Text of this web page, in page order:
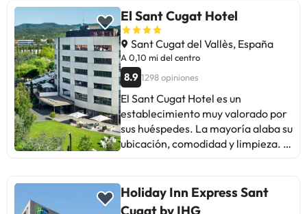
El Sant Cugat Hotel
Sant Cugat del Vallès, España
A 0,10 mi del centro
8.9 1298 opiniones
El Sant Cugat Hotel es un
establecimiento muy valorado por
sus huéspedes. La mayoría alaba su
ubicación, comodidad y limpieza. El
que el desayuno buffet podría
mejorar en variedad, pero en
Holiday Inn Express Sant
Cugat by IHG